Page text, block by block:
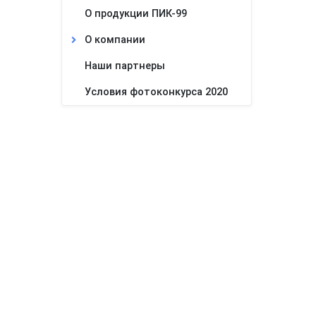
О продукции ПИК-99
О компании
Наши партнеры
Условия фотоконкурса 2020